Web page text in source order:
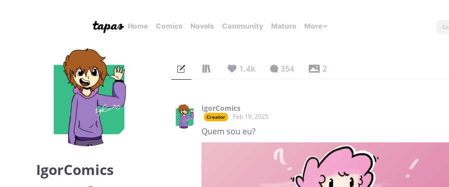
Home Comics Novels Community Mature More
IgorComics
1.4k 354 2
IgorComics
Creator Feb 19, 2025
Quem sou eu?